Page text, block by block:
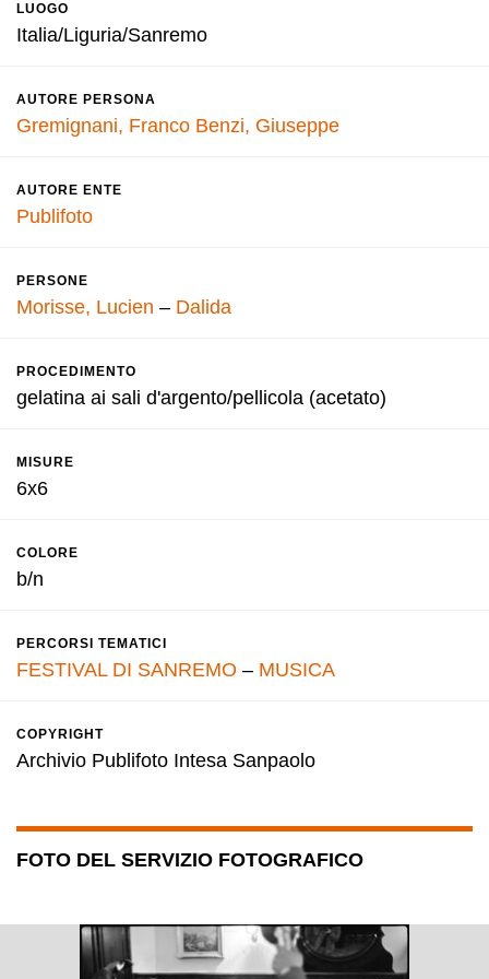
LUOGO
Italia/Liguria/Sanremo
AUTORE PERSONA
Gremignani, Franco Benzi, Giuseppe
AUTORE ENTE
Publifoto
PERSONE
Morisse, Lucien – Dalida
PROCEDIMENTO
gelatina ai sali d'argento/pellicola (acetato)
MISURE
6x6
COLORE
b/n
PERCORSI TEMATICI
FESTIVAL DI SANREMO – MUSICA
COPYRIGHT
Archivio Publifoto Intesa Sanpaolo
FOTO DEL SERVIZIO FOTOGRAFICO